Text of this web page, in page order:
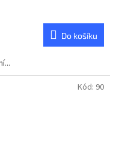
Do košíku
Kód: 90